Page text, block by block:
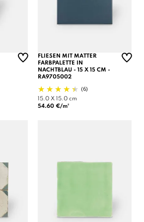
FLIESEN MIT MATTER
FARBPALETTE IN
NACHTBLAU - 15 X 15 CM -
RA9705002
(6)
15.0 X 15.0 cm
54.60 €/m²